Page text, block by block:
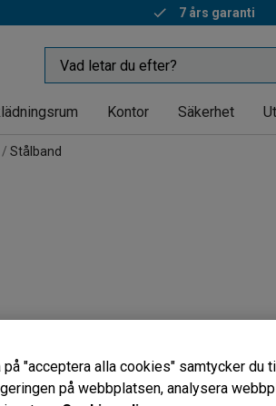
7 års garanti
Kontor Säkerhet
Stålband
på "acceptera alla cookies" samtycker du
på webbplatsen, analysera